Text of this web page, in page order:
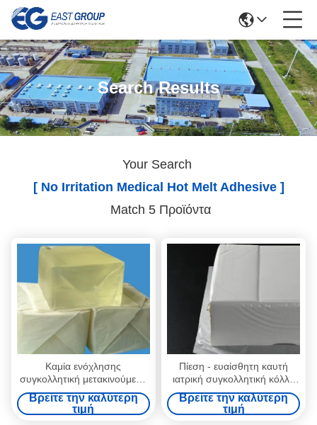
Search Results
Your Search
[ No Irritation Medical Hot Melt Adhesive ]
Match 5 Προϊόντα
Καμία ενόχλησης
συγκολλητική μετακινούμενη
πίεση λειωμένων μετάλλων
δερμάτων ιατρική καυτή -
ευαίσθητη κόλλα
Βρείτε την καλύτερη
τιμή
Πίεση - ευαίσθητη καυτή
ιατρική συγκολλητική κόλλα
οξειδίων ψευδάργυρου
λειωμένων μετάλλων
συγκολλητική
Βρείτε την καλύτερη
τιμή